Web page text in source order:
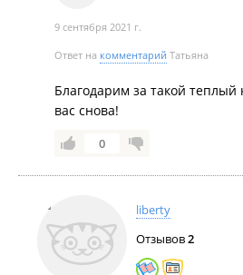
9 сентября 2021 г.
Ответ на комментарий Татьяна
Благодарим за такой
вас снова!
0
liberty
Отзывов2